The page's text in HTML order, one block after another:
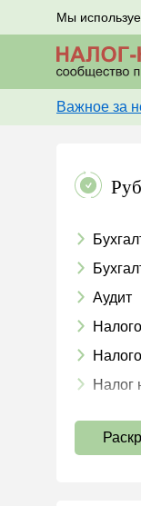
Мы
Важное за
Аудит
Налог